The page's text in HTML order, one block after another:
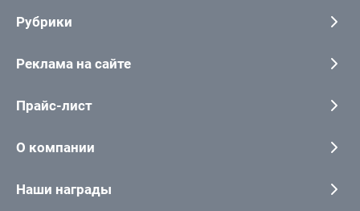
Рубрики
Реклама на сайте
Прайс-лист
О компании
Наши награды